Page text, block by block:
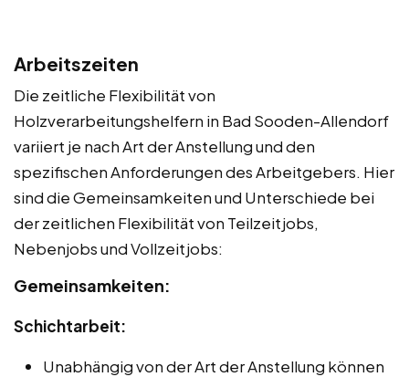
Arbeitszeiten
Die zeitliche Flexibilität von
Holzverarbeitungshelfern in Bad Sooden-Allendorf
variiert je nach Art der Anstellung und den
spezifischen Anforderungen des Arbeitgebers. Hier
sind die Gemeinsamkeiten und Unterschiede bei
der zeitlichen Flexibilität von Teilzeitjobs,
Nebenjobs und Vollzeitjobs:
Gemeinsamkeiten:
Schichtarbeit:
Unabhängig von der Art der Anstellung können